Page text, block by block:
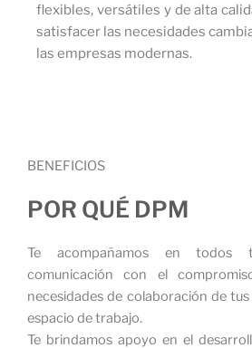
flexibles, versátiles y de alta
satisfacer las necesidades
las empresas modernas.
BENEFICIOS
POR QUÉ DPM
Te acompañamos en todos
comunicación con el
necesidades de colaboración de
espacio de trabajo.
Te brindamos apoyo en el